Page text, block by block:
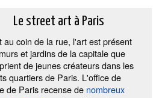
Le street art à Paris
au coin de la rue, l'art est présent
et jardins de la capitale que
de jeunes créateurs dans les
quartiers de Paris. L'office de
de Paris recense de nombreux